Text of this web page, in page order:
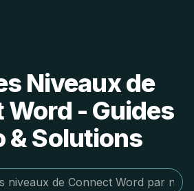
Niveaux de
Word - Guides
& Solutions